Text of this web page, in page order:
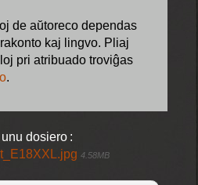
de aŭtoreco dependas
kaj lingvo. Pliaj
pri atribuado troviĝas
.
dosiero :
4.58MB